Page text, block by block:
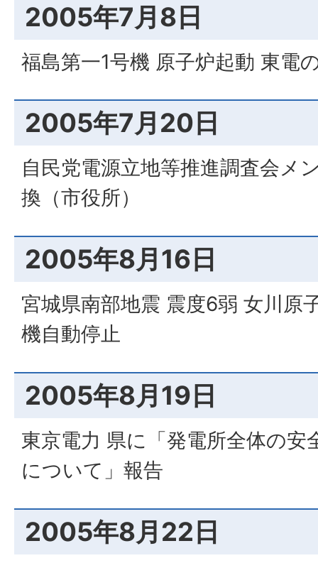
2005年7月8日
福島第一1号機 原子炉起動 東電
2005年7月20日
自民党電源立地等推進調査会メ
換（市役所）
2005年8月16日
宮城県南部地震 震度6弱 女川原
機自動停止
2005年8月19日
東京電力 県に「発電所全体の安
について」報告
2005年8月22日